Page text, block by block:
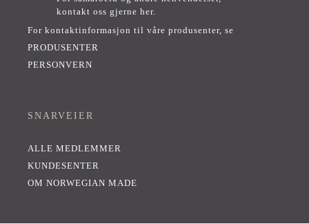
kontakt oss gjerne her.
For kontaktinformasjon til våre produsenter, se
PRODUSENTER
PERSONVERN
SNARVEIER
ALLE MEDLEMMER
KUNDESENTER
OM NORWEGIAN MADE